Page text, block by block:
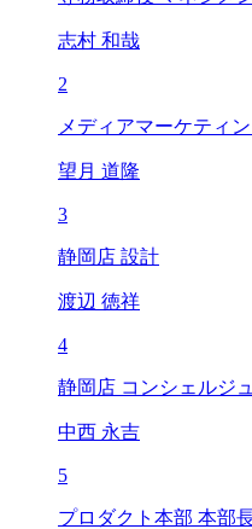
志村 和哉
2
メディアマーケティ
望月 道隆
3
静岡店 設計
渡辺 徳祥
4
静岡店 コンシェルジュ
中西 永吉
5
プロダクト本部 本部